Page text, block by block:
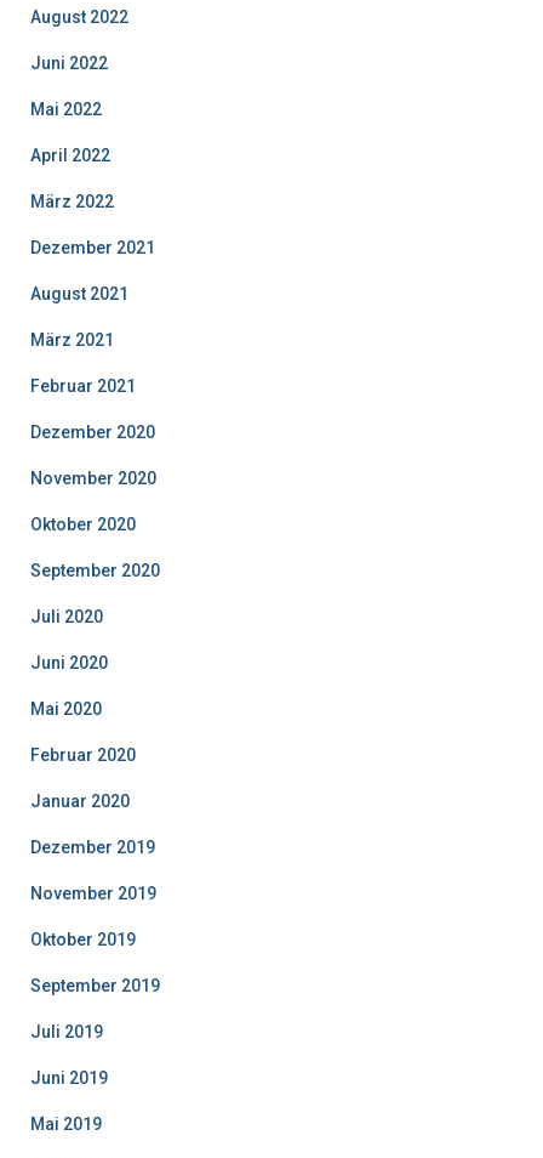
August 2022
Juni 2022
Mai 2022
April 2022
März 2022
Dezember 2021
August 2021
März 2021
Februar 2021
Dezember 2020
November 2020
Oktober 2020
September 2020
Juli 2020
Juni 2020
Mai 2020
Februar 2020
Januar 2020
Dezember 2019
November 2019
Oktober 2019
September 2019
Juli 2019
Juni 2019
Mai 2019